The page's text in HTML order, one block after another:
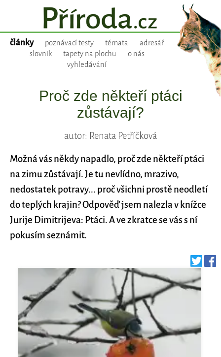
články poznávací testy témata
adresář
slovník
tapety na plochu
o nás
vyhledávání
Proč zde někteří ptáci
zůstávají?
autor: Renata Petříčková
Možná vás někdy napadlo, proč zde někteří ptáci
na zimu zůstávají. Je tu nevlídno, mrazivo,
nedostatek potravy... proč všichni prostě neodletí
do teplých krajin? Odpověď jsem nalezla v knížce
Jurije Dimitrijeva: Ptáci. A ve zkratce se vás s ní
pokusím seznámit.